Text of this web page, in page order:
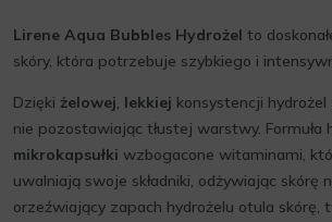
Lirene Aqua Bubbles Hydrożel to
skóry, która potrzebuje szybkiego i
Dzięki żelowej, lekkiej konsystencji hydrożel
nie pozostawiając tłustej warstwy. Formuła
mikrokapsułki wzbogacone witaminami,
uwalniają swoje składniki, odżywiając skórę
orzeźwiający zapach hydrożelu otula skórę,